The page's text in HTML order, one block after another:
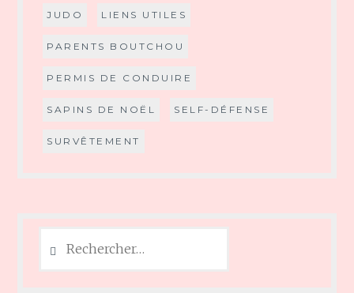
JUDO LIENS UTILES
PARENTS BOUTCHOU
PERMIS DE CONDUIRE
SAPINS DE NOËL SELF-DÉFENSE
SURVÊTEMENT